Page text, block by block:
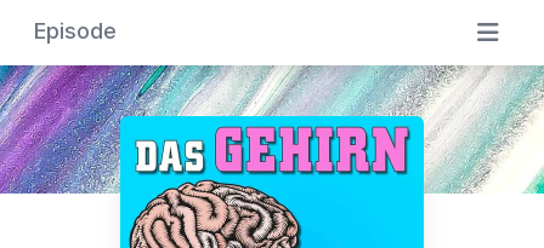
Episode